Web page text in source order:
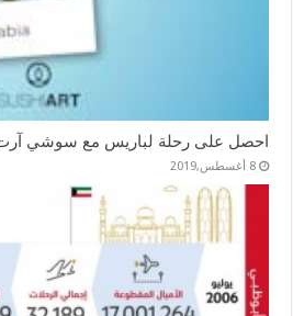
احصل على رحلة لباريس مع سوشي
8 أغسطس,2019